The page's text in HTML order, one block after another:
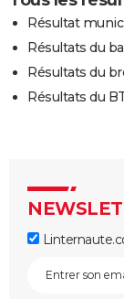
Résultat
Résultats du
Résultats du
Résultats du